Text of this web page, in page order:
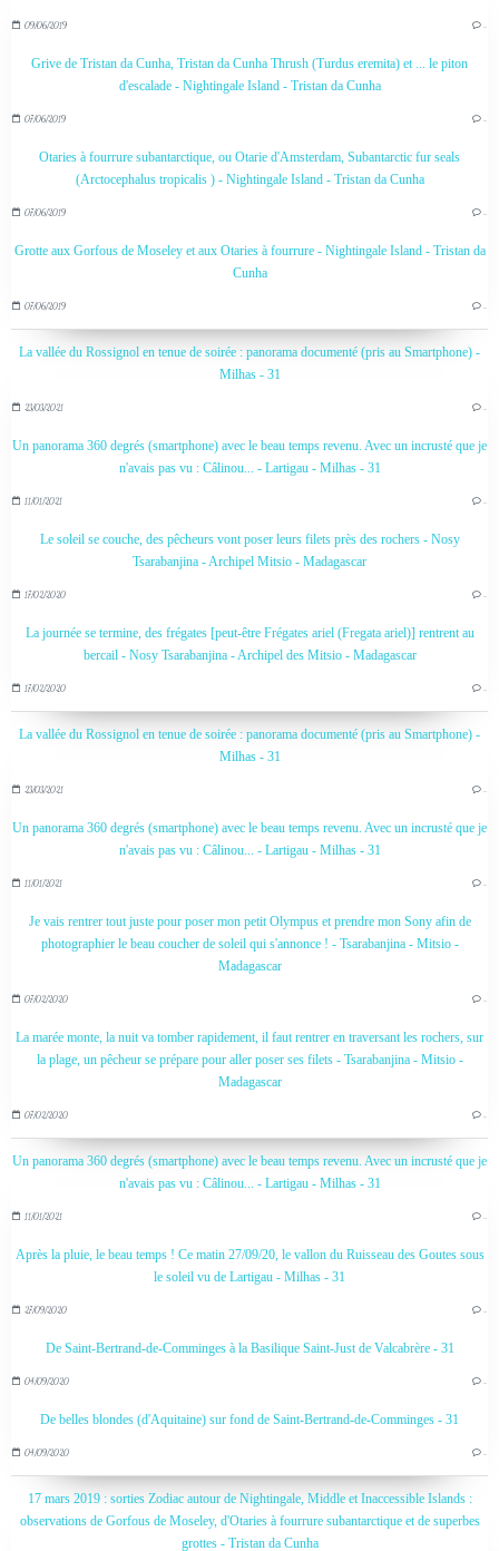
09/06/2019 …
Grive de Tristan da Cunha, Tristan da Cunha Thrush (Turdus eremita) et ... le piton
d'escalade - Nightingale Island - Tristan da Cunha
07/06/2019 …
Otaries à fourrure subantarctique, ou Otarie d'Amsterdam, Subantarctic fur seals
(Arctocephalus tropicalis ) - Nightingale Island - Tristan da Cunha
07/06/2019 …
Grotte aux Gorfous de Moseley et aux Otaries à fourrure - Nightingale Island - Tristan da
Cunha
07/06/2019 …
La vallée du Rossignol en tenue de soirée : panorama documenté (pris au Smartphone) -
Milhas - 31
23/03/2021 …
Un panorama 360 degrés (smartphone) avec le beau temps revenu. Avec un incrusté que je
n'avais pas vu : Câlinou... - Lartigau - Milhas - 31
11/01/2021 …
Le soleil se couche, des pêcheurs vont poser leurs filets près des rochers - Nosy
Tsarabanjina - Archipel Mitsio - Madagascar
17/02/2020 …
La journée se termine, des frégates [peut-être Frégates ariel (Fregata ariel)] rentrent au
bercail - Nosy Tsarabanjina - Archipel des Mitsio - Madagascar
17/02/2020 …
La vallée du Rossignol en tenue de soirée : panorama documenté (pris au Smartphone) -
Milhas - 31
23/03/2021 …
Un panorama 360 degrés (smartphone) avec le beau temps revenu. Avec un incrusté que je
n'avais pas vu : Câlinou... - Lartigau - Milhas - 31
11/01/2021 …
Je vais rentrer tout juste pour poser mon petit Olympus et prendre mon Sony afin de
photographier le beau coucher de soleil qui s'annonce ! - Tsarabanjina - Mitsio -
Madagascar
07/02/2020 …
La marée monte, la nuit va tomber rapidement, il faut rentrer en traversant les rochers, sur
la plage, un pêcheur se prépare pour aller poser ses filets - Tsarabanjina - Mitsio -
Madagascar
07/02/2020 …
Un panorama 360 degrés (smartphone) avec le beau temps revenu. Avec un incrusté que je
n'avais pas vu : Câlinou... - Lartigau - Milhas - 31
11/01/2021 …
Après la pluie, le beau temps ! Ce matin 27/09/20, le vallon du Ruisseau des Goutes sous
le soleil vu de Lartigau - Milhas - 31
27/09/2020 …
De Saint-Bertrand-de-Comminges à la Basilique Saint-Just de Valcabrère - 31
04/09/2020 …
De belles blondes (d'Aquitaine) sur fond de Saint-Bertrand-de-Comminges - 31
04/09/2020 …
17 mars 2019 : sorties Zodiac autour de Nightingale, Middle et Inaccessible Islands :
observations de Gorfous de Moseley, d'Otaries à fourrure subantarctique et de superbes
grottes - Tristan da Cunha